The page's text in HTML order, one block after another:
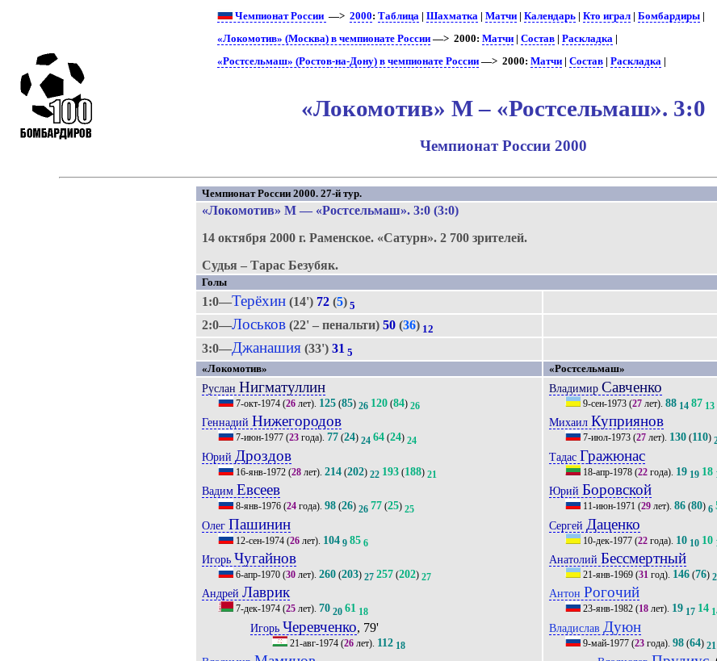
Чемпионат России —>2000:Таблица |Шахматка |Матчи |Календарь |Кто играл |Бомбардиры
«Локомотив» (Москва) в чемпионате России —> 2000:Матчи |Состав |Раскладка |
«Ростсельмаш» (Ростов-на-Дону) в чемпионате России —> 2000:Матчи |Состав |Раскладка |
«Локомотив» М – «Ростсельмаш». 3:0
Чемпионат России 2000
Чемпионат России 2000. 27-й тур.
«Локомотив» М — «Ростсельмаш». 3:0 (3:0)
14 октября 2000 г.Раменское. «Сатурн».2 700 зрителей.
Судья – Тарас Безубяк.
Голы
1:0—Терёхин (14') 72 (5) 5
2:0—Лоськов (22' – пенальти)50 (36) 12
3:0—Джанашия (33')31 5
«Локомотив»
«Ростсельмаш»
Руслан Нигматуллин
7-окт-1974 (26 лет). 125 (85) 26 120 (84) 26
ГеннадийНижегородов
7-июн-1977 (23 года).77 (24) 24 64 (24) 24
Юрий Дроздов
16-янв-1972 (28 лет).214 (202) 22 193 (188) 21
Вадим Евсеев
8-янв-1976 (24 года).98 (26) 26 77 (25) 25
Олег Пашинин
12-сен-1974 (26 лет). 104 9 85 6
Игорь Чугайнов
6-апр-1970 (30 лет).260 (203) 27 257 (202) 27
АндрейЛаврик
7-дек-1974 (25 лет).70 20 61 18
Игорь Черевченко, 79'
21-авг-1974(26лет). 112 18
ВладимирСавченко
9-сен-1973 (27 лет).88 14 87 13
МихаилКуприянов
7-июл-1973 (27 лет). 130 (110)
Тадас Гражюнас
18-апр-1978 (22 года). 19 19 18
Юрий Боровской
11-июн-1971 (29 лет).86 (80) 6
Сергей Даценко
10-дек-1977 (22 года). 10 10 10
Анатолий Бессмертный
21-янв-1969 (31 год). 146 (76)
АнтонРогочий
23-янв-1982 (18 лет). 19 17 14
Владислав Дуюн
9-май-1977 (23 года).98 (64) 21